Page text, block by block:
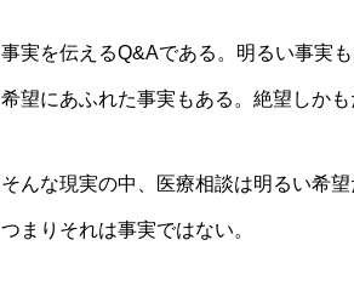
事実を伝えるQ&Aである。明るい事実
希望にあふれた事実もある。絶望しかも
そんな現実の中、医療相談は明るい希望
つまりそれは事実ではない。